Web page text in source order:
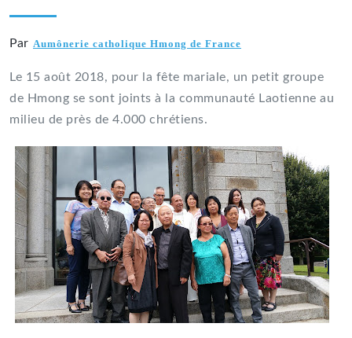
Par Aumônerie catholique Hmong de France
Le 15 août 2018, pour la fête mariale, un petit groupe
de Hmong se sont joints à la communauté Laotienne au
milieu de près de 4.000 chrétiens.